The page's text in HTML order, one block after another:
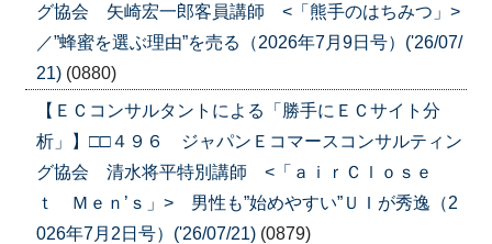
グ協会 矢崎宏一郎客員講師 <「熊手のはちみつ」>
／”蜂蜜を選ぶ理由”を売る（2026年7月9日号）('26/07/
21) (0880)
【ＥＣコンサルタントによる「勝手にＥＣサイト分
析」】□□４９６ ジャパンＥコマースコンサルティン
グ協会 清水将平特別講師 <「ａｉｒＣｌｏｓｅ
ｔ Ｍｅｎ’ｓ」> 男性も”始めやすい”ＵＩが秀逸（2
026年7月2日号）('26/07/21) (0879)